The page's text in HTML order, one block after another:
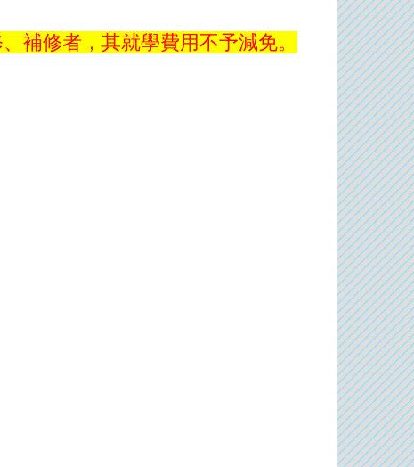
補修者，其就學費用不予減免。